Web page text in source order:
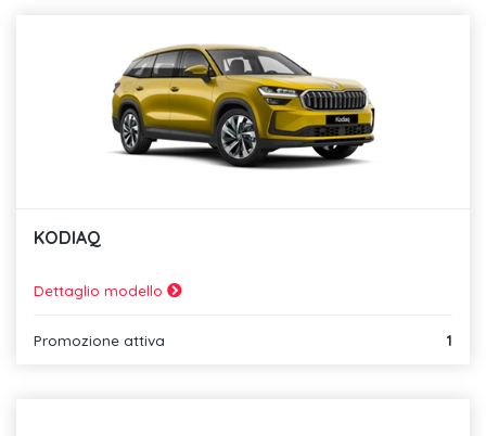
KODIAQ
Dettaglio modello
Promozione attiva 1